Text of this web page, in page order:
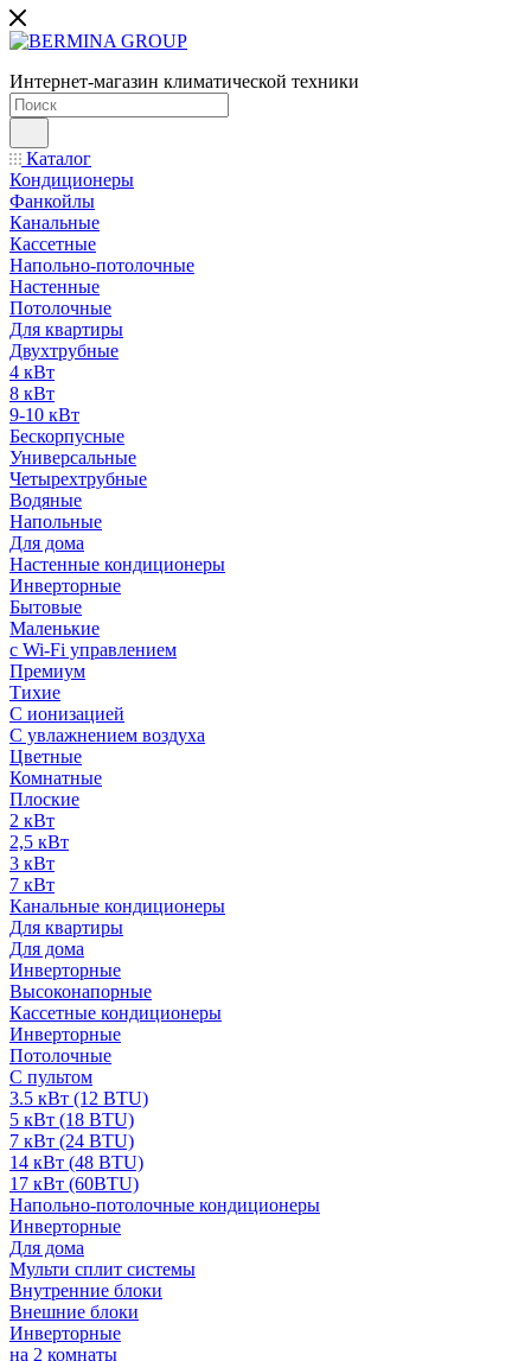
Интернет-магазин климатической техники
Каталог
Кондиционеры
Фанкойлы
Канальные
Кассетные
Напольно-потолочные
Настенные
Потолочные
Для квартиры
Двухтрубные
4 кВт
8 кВт
9-10 кВт
Бескорпусные
Универсальные
Четырехтрубные
Водяные
Напольные
Для дома
Настенные кондиционеры
Инверторные
Бытовые
Маленькие
с Wi-Fi управлением
Премиум
Тихие
С ионизацией
С увлажнением воздуха
Цветные
Комнатные
Плоские
2 кВт
2,5 кВт
3 кВт
7 кВт
Канальные кондиционеры
Для квартиры
Для дома
Инверторные
Высоконапорные
Кассетные кондиционеры
Инверторные
Потолочные
С пультом
3.5 кВт (12 BTU)
5 кВт (18 BTU)
7 кВт (24 BTU)
14 кВт (48 BTU)
17 кВт (60BTU)
Напольно-потолочные кондиционеры
Инверторные
Для дома
Мульти сплит системы
Внутренние блоки
Внешние блоки
Инверторные
на 2 комнаты